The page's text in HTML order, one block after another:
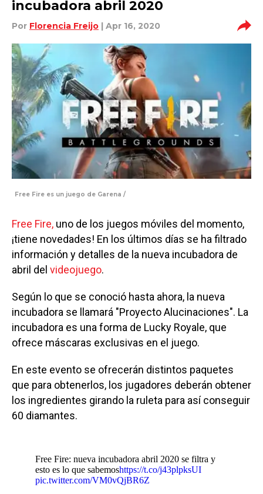
incubadora abril 2020
Por Florencia Freijo | Apr 16, 2020
Free Fire es un juego de Garena /
Free Fire, uno de los juegos móviles del momento,
¡tiene novedades! En los últimos días se ha filtrado
información y detalles de la nueva incubadora de
abril del videojuego.
Según lo que se conoció hasta ahora, la nueva
incubadora se llamará "Proyecto Alucinaciones". La
incubadora es una forma de Lucky Royale, que
ofrece máscaras exclusivas en el juego.
En este evento se ofrecerán distintos paquetes
que para obtenerlos, los jugadores deberán obtener
los ingredientes girando la ruleta para así conseguir
60 diamantes.
Free Fire: nueva incubadora abril 2020 se filtra y
esto es lo que sabemoshttps://t.co/j43plpksUI
pic.twitter.com/VM0vQjBR6Z